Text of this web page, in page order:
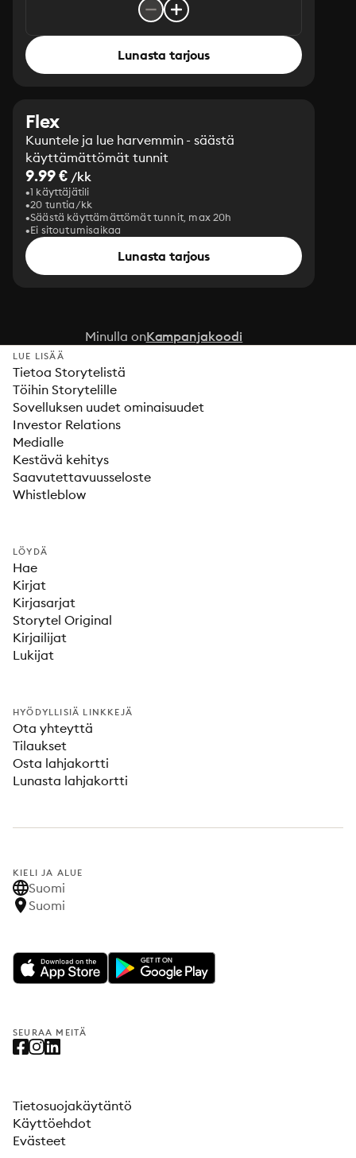
Lunasta tarjous
Flex
Kuuntele ja lue harvemmin - säästä
käyttämättömät tunnit
9.99 € /kk
1 käyttäjätili
20 tuntia/kk
Säästä käyttämättömät tunnit, max 20h
Ei sitoutumisaikaa
Lunasta tarjous
Minulla onKampanjakoodi
LUE LISÄÄ
Tietoa Storytelistä
Töihin Storytelille
Sovelluksen uudet ominaisuudet
Investor Relations
Medialle
Kestävä kehitys
Saavutettavuusseloste
Whistleblow
LÖYDÄ
Hae
Kirjat
Kirjasarjat
Storytel Original
Kirjailijat
Lukijat
HYÖDYLLISIÄ LINKKEJÄ
Ota yhteyttä
Tilaukset
Osta lahjakortti
Lunasta lahjakortti
KIELI JA ALUE
Suomi
Suomi
SEURAA MEITÄ
Tietosuojakäytäntö
Käyttöehdot
Evästeet